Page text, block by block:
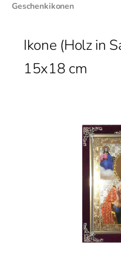
Geschenkikonen
Ikone (Holz in
15x18 cm